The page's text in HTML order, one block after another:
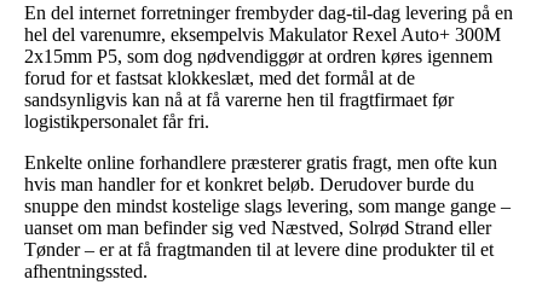
En del internet forretninger frembyder dag-til-dag levering på en
hel del varenumre, eksempelvis Makulator Rexel Auto+ 300M
2x15mm P5, som dog nødvendiggør at ordren køres igennem
forud for et fastsat klokkeslæt, med det formål at de
sandsynligvis kan nå at få varerne hen til fragtfirmaet før
logistikpersonalet får fri.
Enkelte online forhandlere præsterer gratis fragt, men ofte kun
hvis man handler for et konkret beløb. Derudover burde du
snuppe den mindst kostelige slags levering, som mange gange –
uanset om man befinder sig ved Næstved, Solrød Strand eller
Tønder – er at få fragtmanden til at levere dine produkter til et
afhentningssted.